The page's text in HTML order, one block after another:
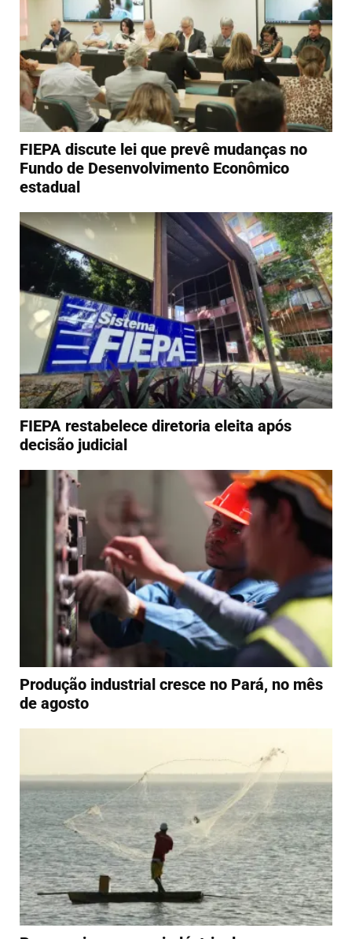
FIEPA discute lei que prevê mudanças no
Fundo de Desenvolvimento Econômico
estadual
FIEPA restabelece diretoria eleita após
decisão judicial
Produção industrial cresce no Pará, no mês
de agosto